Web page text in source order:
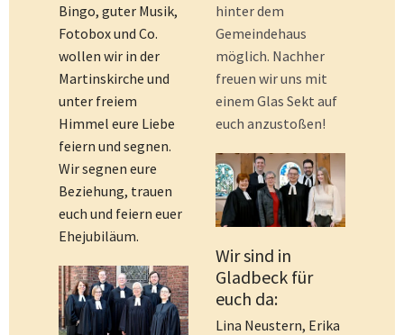
Bingo, guter Musik,
Fotobox und Co.
wollen wir in der
Martinskirche und
unter freiem
Himmel eure Liebe
feiern und segnen.
Wir segnen eure
Beziehung, trauen
euch und feiern euer
Ehejubiläum.
hinter dem
Gemeindehaus
möglich. Nachher
freuen wir uns mit
einem Glas Sekt auf
euch anzustoßen!
Wir sind in
Gladbeck für
euch da:
Lina Neustern, Erika